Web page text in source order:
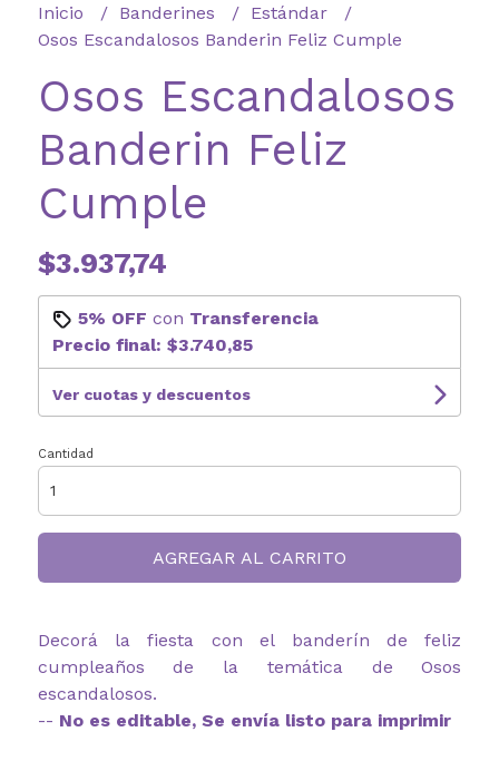
Inicio Banderines
Estándar
Osos Escandalosos Banderin Feliz Cumple
Osos Escandalosos
Banderin Feliz
Cumple
$3.937,74
5% OFF con Transferencia
Precio final: $3.740,85
Ver cuotas y descuentos
Cantidad
AGREGAR AL CARRITO
Decorá la fiesta con el banderín de feliz
cumpleaños de la temática de Osos
escandalosos.
-- No es editable, Se envía listo para imprimir